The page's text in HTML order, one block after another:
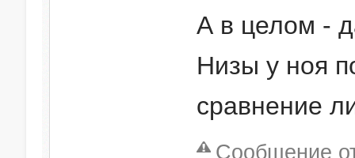
А в целом -
Низы у ноя
сравнение
Сообщение